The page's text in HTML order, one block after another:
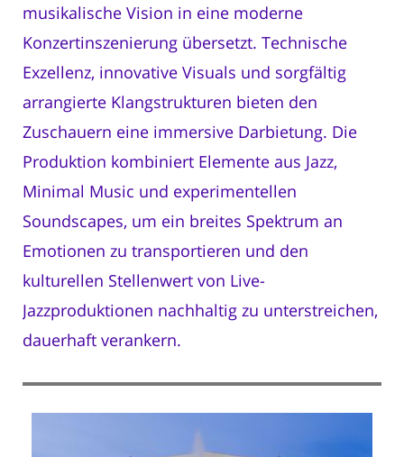
musikalische Vision in eine moderne
Konzertinszenierung übersetzt. Technische
Exzellenz, innovative Visuals und sorgfältig
arrangierte Klangstrukturen bieten den
Zuschauern eine immersive Darbietung. Die
Produktion kombiniert Elemente aus Jazz,
Minimal Music und experimentellen
Soundscapes, um ein breites Spektrum an
Emotionen zu transportieren und den
kulturellen Stellenwert von Live-
Jazzproduktionen nachhaltig zu unterstreichen,
dauerhaft verankern.